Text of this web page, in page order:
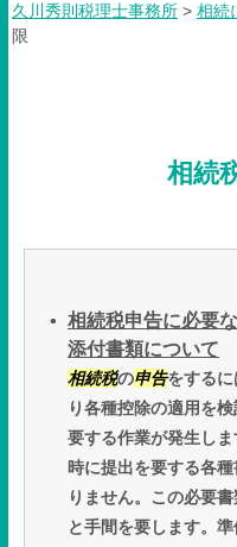
久川秀則税理士事務所 > 相続
限
相続
相続税申告に必要
添付書類について
相続税の申告をする
り各種控除の適用を
要する作業が発生しま
時に提出を要する各
りません。この必要
と手間を要します。